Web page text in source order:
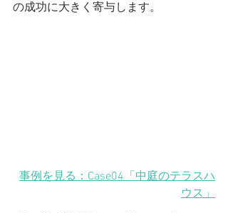
の成功に大きく寄与します。
事例を見る：Case04「中庭のテラスハ
ウス」